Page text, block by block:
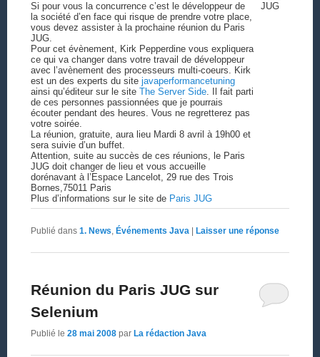
Si pour vous la concurrence c’est le développeur de
la société d’en face qui risque de prendre votre place,
vous devez assister à la prochaine réunion du Paris
JUG.
Pour cet évènement, Kirk Pepperdine vous expliquera
ce qui va changer dans votre travail de développeur
avec l’avènement des processeurs multi-coeurs. Kirk
est un des experts du site javaperformancetuning
ainsi qu’éditeur sur le site The Server Side. Il fait parti
de ces personnes passionnées que je pourrais
écouter pendant des heures. Vous ne regretterez pas
votre soirée.
La réunion, gratuite, aura lieu Mardi 8 avril à 19h00 et
sera suivie d’un buffet.
Attention, suite au succès de ces réunions, le Paris
JUG doit changer de lieu et vous accueille
dorénavant à l’Espace Lancelot, 29 rue des Trois
Bornes,75011 Paris
Plus d’informations sur le site de Paris JUG
Publié dans 1. News Événements Java | Laisser une réponse
Réunion du Paris JUG sur
Selenium
Publié le 28 mai 2008 par La rédaction Java